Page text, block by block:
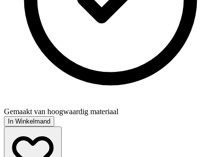
Gemaakt van hoogwaardig materiaal
In Winkelmand